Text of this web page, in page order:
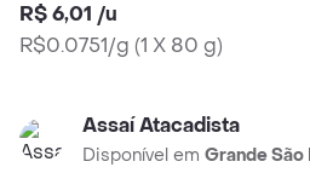
R$ 6,01 /u
R$0.0751/g (1 X 80 g)
Assaí Atacadista
Disponível em Grande São